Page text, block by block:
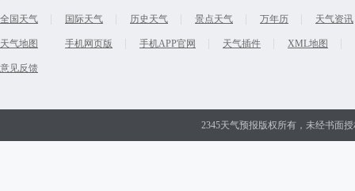
全国天气 国际天气 历史天气 景点天气 万年历 天气资讯
天气地图 手机网页版 手机APP官网 天气插件 XML地图
意见反馈
2345天气预报版权所有，未经书面